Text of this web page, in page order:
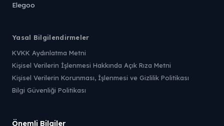
Elegoo
Yasal Bilgilendirmeler
KVKK Aydınlatma Metni
Kişisel Verilerin İşlenmesi Hakkında Açık Rıza Metni
Kişisel Verilerin Korunması, İşlenmesi ve Gizlilik Politikası
Bilgi Güvenliği Politikası
Önemli Bilgiler